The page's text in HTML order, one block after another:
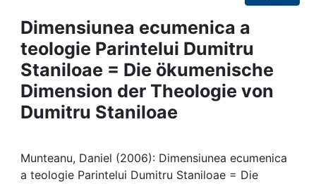
Projects
People
Institutions
My FIS
Dimensiunea ecumenica a
teologie Parintelui Dumitru
Staniloae = Die ökumenische
Dimension der Theologie von
Dumitru Staniloae
Munteanu, Daniel (2006): Dimensiunea ecumenica
a teologie Parintelui Dumitru Staniloae = Die